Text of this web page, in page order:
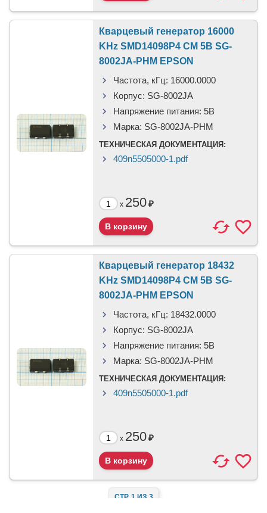
Кварцевый генератор 16000
KHz SMD14098P4 CM 5В SG-
8002JA-PHM EPSON
Частота, кГц: 16000.0000
Корпус: SG-8002JA
Напряжение питания: 5В
Марка: SG-8002JA-PHM
ТЕХНИЧЕСКАЯ ДОКУМЕНТАЦИЯ:
409n5505000-1.pdf
x 250₽
Кварцевый генератор 18432
KHz SMD14098P4 CM 5В SG-
8002JA-PHM EPSON
Частота, кГц: 18432.0000
Корпус: SG-8002JA
Напряжение питания: 5B
Марка: SG-8002JA-PHM
ТЕХНИЧЕСКАЯ ДОКУМЕНТАЦИЯ:
409n5505000-1.pdf
x 250₽
СТР. 1 ИЗ 3